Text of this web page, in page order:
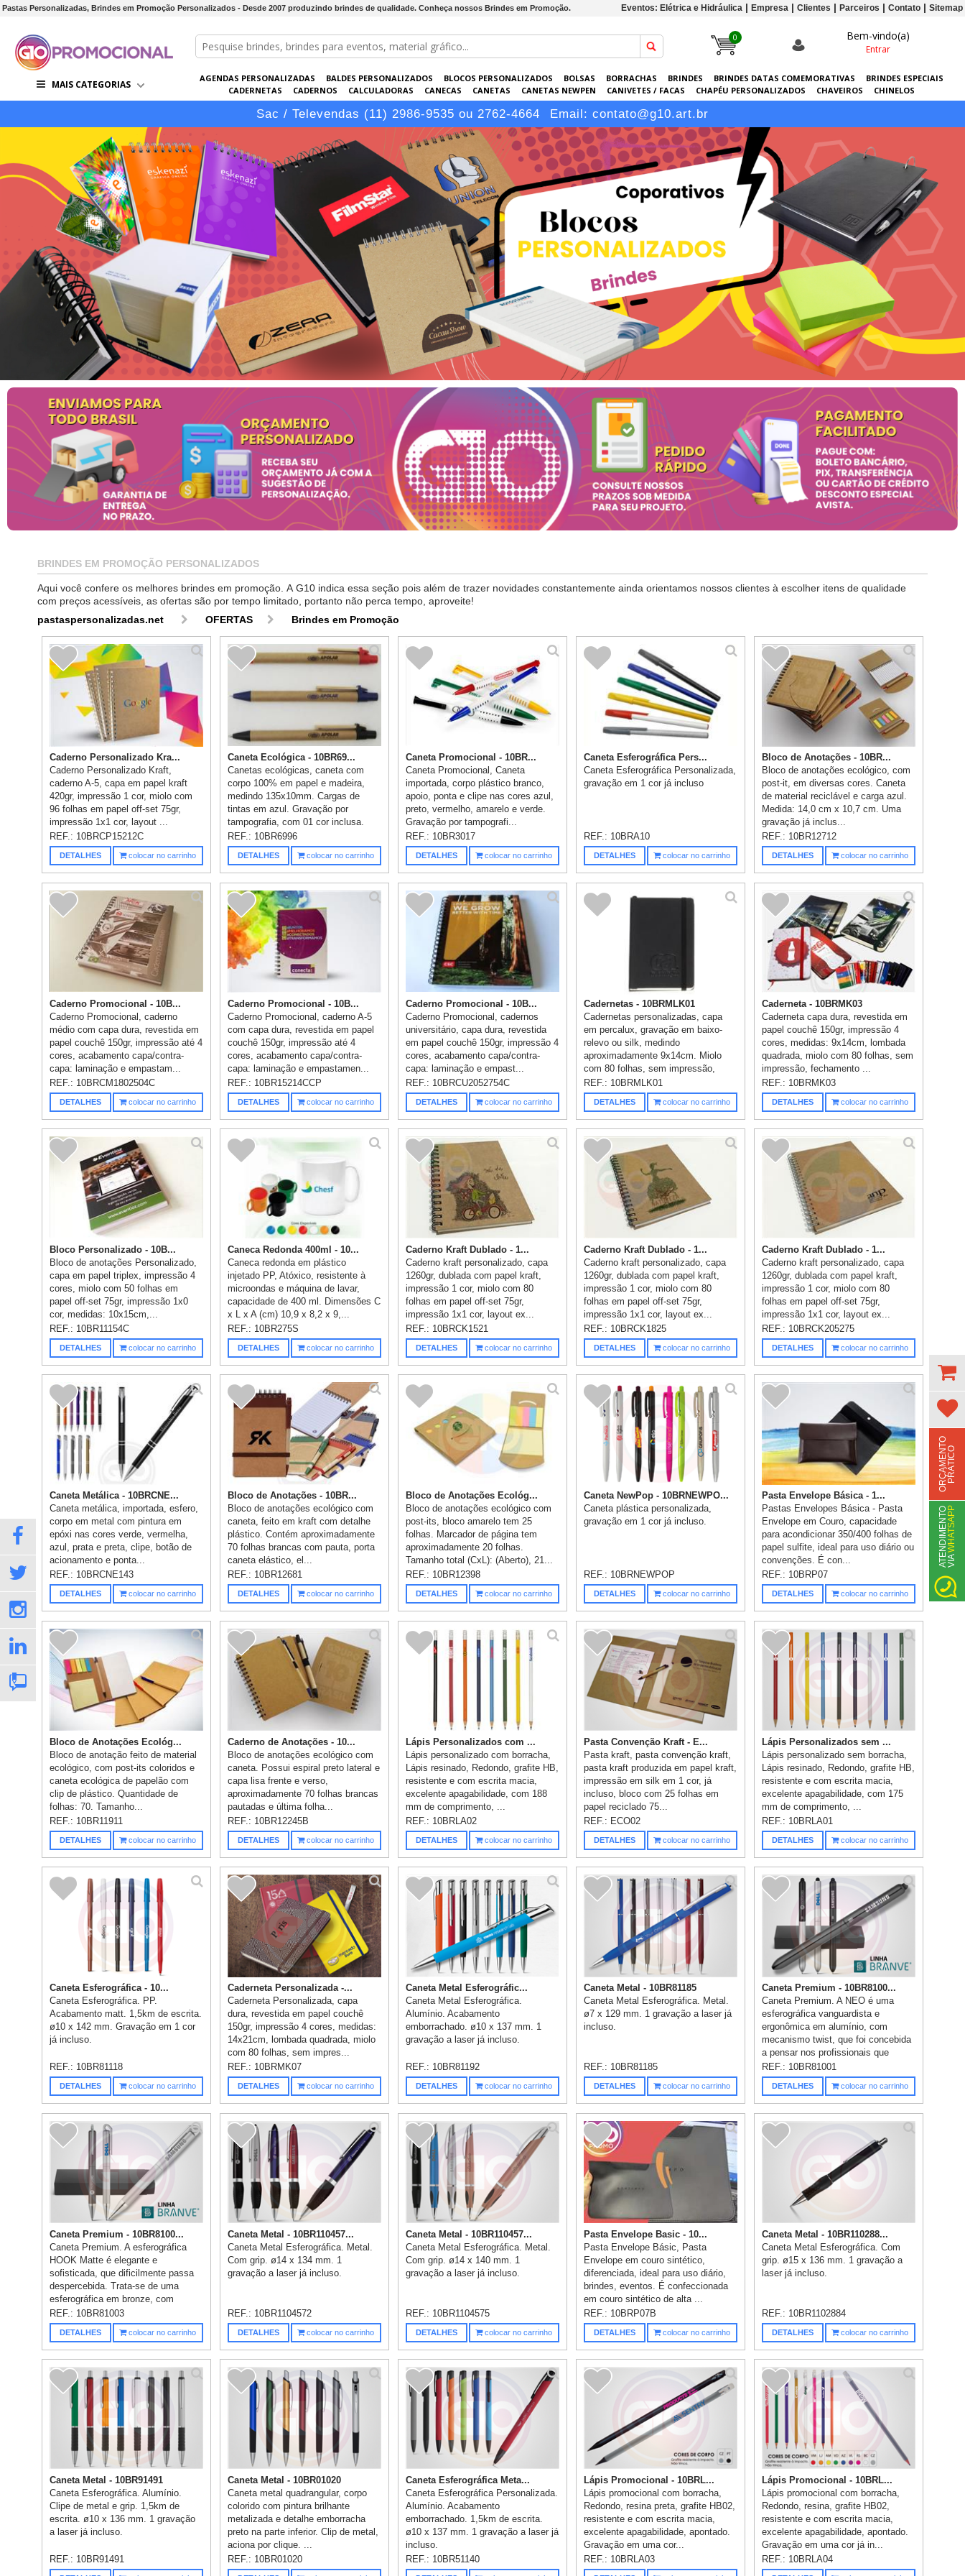
Pastas Personalizadas, Brindes em Promoção Personalizados - Desde 2007 produzindo brindes de qualidade. Conheça nossos Brindes em Promoção. Eventos: Elétrica e Hidráulica Empresa Clientes Parceiros Contato Sitemap
0 Bem-vindo(a)
Entrar
MAIS CATEGORIAS
AGENDAS PERSONALIZADAS BALDES PERSONALIZADOS BLOCOS PERSONALIZADOS BOLSAS BORRACHAS BRINDES BRINDES DATAS COMEMORATIVAS
BRINDES ESPECIAIS
CADERNETAS
CADERNOS CALCULADORAS CANECAS CANETAS CANETAS NEWPEN CANIVETES / FACAS CHAPÉU PERSONALIZADOS CHAVEIROS
CHINELOS
CONJUNTOS DE BRINDES
COPOS ELETRÔNICOS EMBALAGENS ESCRITÓRIO EVENTOS GARRAFAS PERSONALIZADAS GRÁFICA GUARDA-CHUVAS KITS
LANÇAMENTOS
LÁPIS
Sac / Televendas (11) 2986-9535 ou 2762-4664 Email: contato@g10.art.br
BRINDES EM PROMOÇÃO PERSONALIZADOS
Aqui você confere os melhores brindes em promoção. A G10 indica essa seção pois além de trazer novidades constantemente ainda orientamos nossos clientes à escolher itens de qualidade
com preços acessíveis, as ofertas são por tempo limitado, portanto não perca tempo, aproveite!
pastaspersonalizadas.net
OFERTAS Brindes em Promoção
Caderno Personalizado Kra...
Caderno Personalizado Kraft,
caderno A-5, capa em papel kraft
420gr, impressão 1 cor, miolo com
96 folhas em papel off-set 75gr,
impressão 1x1 cor, layout ...
REF.: 10BRCP15212C
DETALHES colocar no carrinho
Caneta Ecológica - 10BR69...
Canetas ecológicas, caneta com
corpo 100% em papel e madeira,
medindo 135x10mm. Cargas de
tintas em azul. Gravação por
tampografia, com 01 cor inclusa.
REF.: 10BR6996
DETALHES colocar no carrinho
Caneta Promocional - 10BR...
Caneta Promocional, Caneta
importada, corpo plástico branco,
apoio, ponta e clipe nas cores azul,
preto, vermelho, amarelo e verde.
Gravação por tampografi...
REF.: 10BR3017
DETALHES colocar no carrinho
Caneta Esferográfica Pers...
Caneta Esferográfica Personalizada,
gravação em 1 cor já incluso
REF.: 10BRA10
DETALHES colocar no carrinho
Bloco de Anotações - 10BR...
Bloco de anotações ecológico, com
post-it, em diversas cores. Caneta
de material reciclável e carga azul.
Medida: 14,0 cm x 10,7 cm. Uma
gravação já inclus...
REF.: 10BR12712
DETALHES colocar no carrinho
Caderno Promocional - 10B...
Caderno Promocional, caderno
médio com capa dura, revestida em
papel couchê 150gr, impressão até 4
cores, acabamento capa/contra-
capa: laminação e empastam...
REF.: 10BRCM1802504C
DETALHES colocar no carrinho
Caderno Promocional - 10B...
Caderno Promocional, caderno A-5
com capa dura, revestida em papel
couchê 150gr, impressão até 4
cores, acabamento capa/contra-
capa: laminação e empastamen...
REF.: 10BR15214CCP
DETALHES colocar no carrinho
Caderno Promocional - 10B...
Caderno Promocional, cadernos
universitário, capa dura, revestida
em papel couchê 150gr, impressão 4
cores, acabamento capa/contra-
capa: laminação e empast...
REF.: 10BRCU2052754C
DETALHES colocar no carrinho
Cadernetas - 10BRMLK01
Cadernetas personalizadas, capa
em percalux, gravação em baixo-
relevo ou silk, medindo
aproximadamente 9x14cm. Miolo
com 80 folhas, sem impressão,
fechamen...
REF.: 10BRMLK01
DETALHES colocar no carrinho
Caderneta - 10BRMK03
Caderneta capa dura, revestida em
papel couchê 150gr, impressão 4
cores, medidas: 9x14cm, lombada
quadrada, miolo com 80 folhas, sem
impressão, fechamento ...
REF.: 10BRMK03
DETALHES colocar no carrinho
Bloco Personalizado - 10B...
Bloco de anotações Personalizado,
capa em papel triplex, impressão 4
cores, miolo com 50 folhas em
papel off-set 75gr, impressão 1x0
cor, medidas: 10x15cm,...
REF.: 10BR11154C
DETALHES colocar no carrinho
Caneca Redonda 400ml - 10...
Caneca redonda em plástico
injetado PP, Atóxico, resistente à
microondas e máquina de lavar,
capacidade de 400 ml. Dimensões C
x L x A (cm) 10,9 x 8,2 x 9,...
REF.: 10BR275S
DETALHES colocar no carrinho
Caderno Kraft Dublado - 1...
Caderno kraft personalizado, capa
1260gr, dublada com papel kraft,
impressão 1 cor, miolo com 80
folhas em papel off-set 75gr,
impressão 1x1 cor, layout ex...
REF.: 10BRCK1521
DETALHES colocar no carrinho
Caderno Kraft Dublado - 1...
Caderno kraft personalizado, capa
1260gr, dublada com papel kraft,
impressão 1 cor, miolo com 80
folhas em papel off-set 75gr,
impressão 1x1 cor, layout ex...
REF.: 10BRCK1825
DETALHES colocar no carrinho
Caderno Kraft Dublado - 1...
Caderno kraft personalizado, capa
1260gr, dublada com papel kraft,
impressão 1 cor, miolo com 80
folhas em papel off-set 75gr,
impressão 1x1 cor, layout ex...
REF.: 10BRCK205275
DETALHES colocar no carrinho
Caneta Metálica - 10BRCNE...
Caneta metálica, importada, esfero,
corpo em metal com pintura em
epóxi nas cores verde, vermelha,
azul, prata e preta, clipe, botão de
acionamento e ponta...
REF.: 10BRCNE143
DETALHES colocar no carrinho
Bloco de Anotações - 10BR...
Bloco de anotações ecológico com
caneta, feito em kraft com detalhe
plástico. Contém aproximadamente
70 folhas brancas com pauta, porta
caneta elástico, el...
REF.: 10BR12681
DETALHES colocar no carrinho
Bloco de Anotações Ecológ...
Bloco de anotações ecológico com
post-its, bloco amarelo tem 25
folhas. Marcador de página tem
aproximadamente 20 folhas.
Tamanho total (CxL): (Aberto), 21...
REF.: 10BR12398
DETALHES colocar no carrinho
Caneta NewPop - 10BRNEWPO...
Caneta plástica personalizada,
gravação em 1 cor já incluso.
REF.: 10BRNEWPOP
DETALHES colocar no carrinho
Pasta Envelope Básica - 1...
Pastas Envelopes Básica - Pasta
Envelope em Couro, capacidade
para acondicionar 350/400 folhas de
papel sulfite, ideal para uso diário ou
convenções. É con...
REF.: 10BRP07
DETALHES colocar no carrinho
Bloco de Anotações Ecológ...
Bloco de anotação feito de material
ecológico, com post-its coloridos e
caneta ecológica de papelão com
clip de plástico. Quantidade de
folhas: 70. Tamanho...
REF.: 10BR11911
DETALHES colocar no carrinho
Caderno de Anotações - 10...
Bloco de anotações ecológico com
caneta. Possui espiral preto lateral e
capa lisa frente e verso,
aproximadamente 70 folhas brancas
pautadas e última folha...
REF.: 10BR12245B
DETALHES colocar no carrinho
Lápis Personalizados com ...
Lápis personalizado com borracha,
Lápis resinado, Redondo, grafite HB,
resistente e com escrita macia,
excelente apagabilidade, com 188
mm de comprimento, ...
REF.: 10BRLA02
DETALHES colocar no carrinho
Pasta Convenção Kraft - E...
Pasta kraft, pasta convenção kraft,
pasta kraft produzida em papel kraft,
impressão em silk em 1 cor, já
incluso, bloco com 25 folhas em
papel reciclado 75...
REF.: ECO02
DETALHES colocar no carrinho
Lápis Personalizados sem ...
Lápis personalizado sem borracha,
Lápis resinado, Redondo, grafite HB,
resistente e com escrita macia,
excelente apagabilidade, com 175
mm de comprimento, ...
REF.: 10BRLA01
DETALHES colocar no carrinho
Caneta Esferográfica - 10...
Caneta Esferográfica. PP.
Acabamento matt. 1,5km de escrita.
ø10 x 142 mm. Gravação em 1 cor
já incluso.
REF.: 10BR81118
DETALHES colocar no carrinho
Caderneta Personalizada -...
Caderneta Personalizada, capa
dura, revestida em papel couchê
150gr, impressão 4 cores, medidas:
14x21cm, lombada quadrada, miolo
com 80 folhas, sem impres...
REF.: 10BRMK07
DETALHES colocar no carrinho
Caneta Metal Esferográfic...
Caneta Metal Esferográfica.
Alumínio. Acabamento
emborrachado. ø10 x 137 mm. 1
gravação a laser já incluso.
REF.: 10BR81192
DETALHES colocar no carrinho
Caneta Metal - 10BR81185
Caneta Metal Esferográfica. Metal.
ø7 x 129 mm. 1 gravação a laser já
incluso.
REF.: 10BR81185
DETALHES colocar no carrinho
Caneta Premium - 10BR8100...
Caneta Premium. A NEO é uma
esferográfica vanguardista e
ergonômica em alumínio, com
mecanismo twist, que foi concebida
a pensar nos profissionais que
faze...
REF.: 10BR81001
DETALHES colocar no carrinho
Caneta Premium - 10BR8100...
Caneta Premium. A esferográfica
HOOK Matte é elegante e
sofisticada, que dificilmente passa
despercebida. Trata-se de uma
esferográfica em bronze, com
meca...
REF.: 10BR81003
DETALHES colocar no carrinho
Caneta Metal - 10BR110457...
Caneta Metal Esferográfica. Metal.
Com grip. ø14 x 134 mm. 1
gravação a laser já incluso.
REF.: 10BR1104572
DETALHES colocar no carrinho
Caneta Metal - 10BR110457...
Caneta Metal Esferográfica. Metal.
Com grip. ø14 x 140 mm. 1
gravação a laser já incluso.
REF.: 10BR1104575
DETALHES colocar no carrinho
Pasta Envelope Basic - 10...
Pasta Envelope Básic, Pasta
Envelope em couro sintético,
diferenciada, ideal para uso diário,
brindes, eventos. É confeccionada
em couro sintético de alta ...
REF.: 10BRP07B
DETALHES colocar no carrinho
Caneta Metal - 10BR110288...
Caneta Metal Esferográfica. Com
grip. ø15 x 136 mm. 1 gravação a
laser já incluso.
REF.: 10BR1102884
DETALHES colocar no carrinho
Caneta Metal - 10BR91491
Caneta Esferográfica. Alumínio.
Clipe de metal e grip. 1,5km de
escrita. ø10 x 136 mm. 1 gravação
a laser já incluso.
REF.: 10BR91491
Caneta Metal - 10BR01020
Caneta metal quadrangular, corpo
colorido com pintura brilhante
metalizada e detalhe emborracha
preto na parte inferior. Clip de metal,
aciona por clique. ...
REF.: 10BR01020
Caneta Esferográfica Meta...
Caneta Esferográfica Personalizada.
Alumínio. Acabamento
emborrachado. 1,5km de escrita.
ø10 x 137 mm. 1 gravação a laser já
incluso.
REF.: 10BR51140
Lápis Promocional - 10BRL...
Lápis promocional com borracha,
Redondo, resina preta, grafite HB02,
resistente e com escrita macia,
excelente apagabilidade, apontado.
Gravação em uma cor...
REF.: 10BRLA03
Lápis Promocional - 10BRL...
Lápis promocional com borracha,
Redondo, resina, grafite HB02,
resistente e com escrita macia,
excelente apagabilidade, apontado.
Gravação em uma cor já in...
REF.: 10BRLA04
O
R
Ç
A
M
E
N
T
O
P
R
Á
T
I
CO
A
TE
N
D
I
M
E
N
T
O
V
I
AWHATSAPP